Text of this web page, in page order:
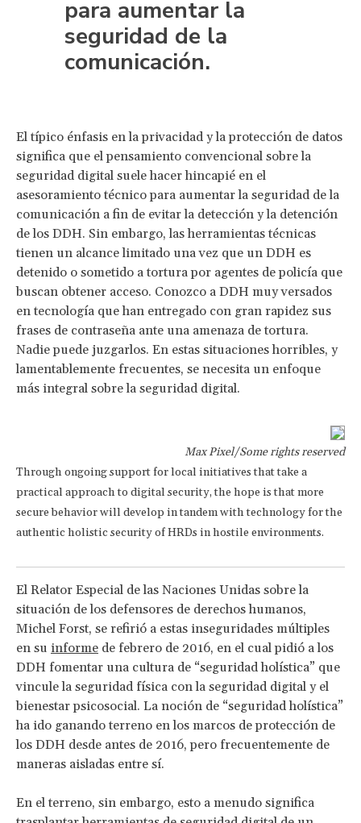
para aumentar la
seguridad de la
comunicación.
El típico énfasis en la privacidad y la protección de datos
significa que el pensamiento convencional sobre la
seguridad digital suele hacer hincapié en el
asesoramiento técnico para aumentar la seguridad de la
comunicación a fin de evitar la detección y la detención
de los DDH. Sin embargo, las herramientas técnicas
tienen un alcance limitado una vez que un DDH es
detenido o sometido a tortura por agentes de policía que
buscan obtener acceso. Conozco a DDH muy versados
en tecnología que han entregado con gran rapidez sus
frases de contraseña ante una amenaza de tortura.
Nadie puede juzgarlos. En estas situaciones horribles, y
lamentablemente frecuentes, se necesita un enfoque
más integral sobre la seguridad digital.
Max Pixel/Some rights reserved
Through ongoing support for local initiatives that take a
practical approach to digital security, the hope is that more
secure behavior will develop in tandem with technology for the
authentic holistic security of HRDs in hostile environments.
El Relator Especial de las Naciones Unidas sobre la
situación de los defensores de derechos humanos,
Michel Forst, se refirió a estas inseguridades múltiples
en su informe de febrero de 2016, en el cual pidió a los
DDH fomentar una cultura de “seguridad holística” que
vincule la seguridad física con la seguridad digital y el
bienestar psicosocial. La noción de “seguridad holística”
ha ido ganando terreno en los marcos de protección de
los DDH desde antes de 2016, pero frecuentemente de
maneras aisladas entre sí.
En el terreno, sin embargo, esto a menudo significa